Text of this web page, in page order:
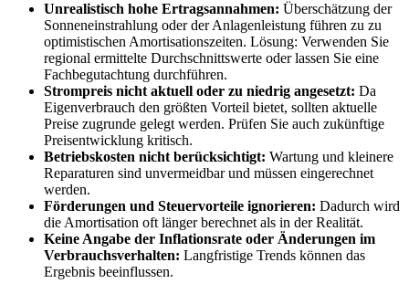
Unrealistisch hohe Ertragsannahmen: Überschätzung der
Sonneneinstrahlung oder der Anlagenleistung führen zu zu
optimistischen Amortisationszeiten. Lösung: Verwenden Sie
regional ermittelte Durchschnittswerte oder lassen Sie eine
Fachbegutachtung durchführen.
Strompreis nicht aktuell oder zu niedrig angesetzt: Da
Eigenverbrauch den größten Vorteil bietet, sollten aktuelle
Preise zugrunde gelegt werden. Prüfen Sie auch zukünftige
Preisentwicklung kritisch.
Betriebskosten nicht berücksichtigt: Wartung und kleinere
Reparaturen sind unvermeidbar und müssen eingerechnet
werden.
Förderungen und Steuervorteile ignorieren: Dadurch wird
die Amortisation oft länger berechnet als in der Realität.
Keine Angabe der Inflationsrate oder Änderungen im
Verbrauchsverhalten: Langfristige Trends können das
Ergebnis beeinflussen.